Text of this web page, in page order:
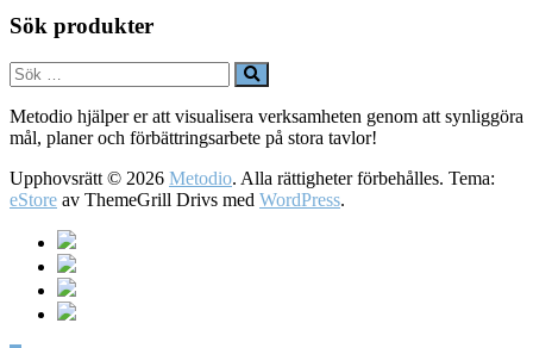
Sök produkter
Metodio hjälper er att visualisera verksamheten genom att synliggöra
mål, planer och förbättringsarbete på stora tavlor!
Upphovsrätt © 2026 Metodio. Alla rättigheter förbehålles. Tema:
eStore av ThemeGrill Drivs med WordPress.